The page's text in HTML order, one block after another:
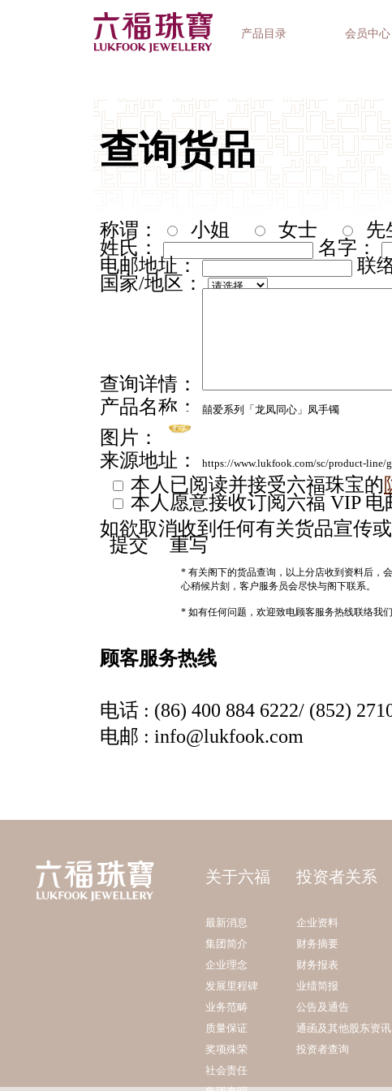
产品目录 会员中心
钟表品牌 精选礼品
关于六福
最新消息
集团简介
企业理念
发展里程碑
业务范畴
质量保证
奖项殊荣
社会责任
投资者关系
企业资料
财务摘要
财务报表
业绩简报
公告及通告
通函及其他股东资讯
投资者查询